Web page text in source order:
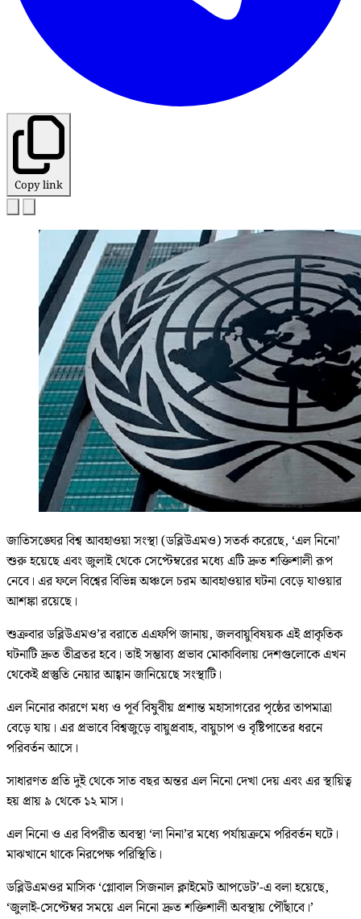
Copy link
জাতিসঙ্ঘের বিশ্ব আবহাওয়া সংস্থা (ডব্লিউএমও) সতর্ক করেছে, ‘এল নিনো’
শুরু হয়েছে এবং জুলাই থেকে সেপ্টেম্বরের মধ্যে এটি দ্রুত শক্তিশালী রূপ
নেবে। এর ফলে বিশ্বের বিভিন্ন অঞ্চলে চরম আবহাওয়ার ঘটনা বেড়ে যাওয়ার
আশঙ্কা রয়েছে।
শুক্রবার ডব্লিউএমও’র বরাতে এএফপি জানায়, জলবায়ুবিষয়ক এই প্রাকৃতিক
ঘটনাটি দ্রুত তীব্রতর হবে। তাই সম্ভাব্য প্রভাব মোকাবিলায় দেশগুলোকে এখন
থেকেই প্রস্তুতি নেয়ার আহ্বান জানিয়েছে সংস্থাটি।
এল নিনোর কারণে মধ্য ও পূর্ব বিষুবীয় প্রশান্ত মহাসাগরের পৃষ্ঠের তাপমাত্রা
বেড়ে যায়। এর প্রভাবে বিশ্বজুড়ে বায়ুপ্রবাহ, বায়ুচাপ ও বৃষ্টিপাতের ধরনে
পরিবর্তন আসে।
সাধারণত প্রতি দুই থেকে সাত বছর অন্তর এল নিনো দেখা দেয় এবং এর স্থায়িত্ব
হয় প্রায় ৯ থেকে ১২ মাস।
এল নিনো ও এর বিপরীত অবস্থা ‘লা নিনা’র মধ্যে পর্যায়ক্রমে পরিবর্তন ঘটে।
মাঝখানে থাকে নিরপেক্ষ পরিস্থিতি।
ডব্লিউএমওর মাসিক ‘গ্লোবাল সিজনাল ক্লাইমেট আপডেট’-এ বলা হয়েছে,
‘জুলাই-সেপ্টেম্বর সময়ে এল নিনো দ্রুত শক্তিশালী অবস্থায় পৌঁছাবে।’